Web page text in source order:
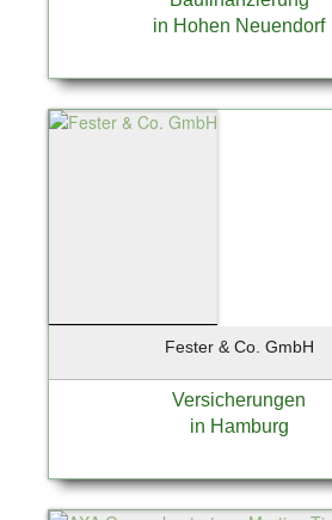
in Hohen Neuendorf
Fester & Co. GmbH
Versicherungen
in Hamburg